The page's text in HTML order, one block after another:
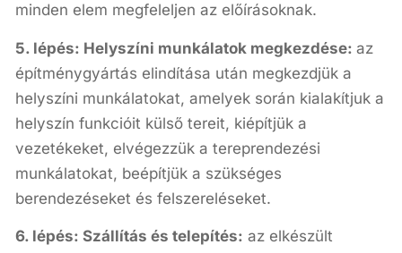
minden elem megfeleljen az előírásoknak.
5. lépés: Helyszíni munkálatok megkezdése: az
építménygyártás elindítása után megkezdjük a
helyszíni munkálatokat, amelyek során kialakítjuk a
helyszín funkcióit külső tereit, kiépítjük a
vezetékeket, elvégezzük a tereprendezési
munkálatokat, beépítjük a szükséges
berendezéseket és felszereléseket.
6. lépés: Szállítás és telepítés: az elkészült